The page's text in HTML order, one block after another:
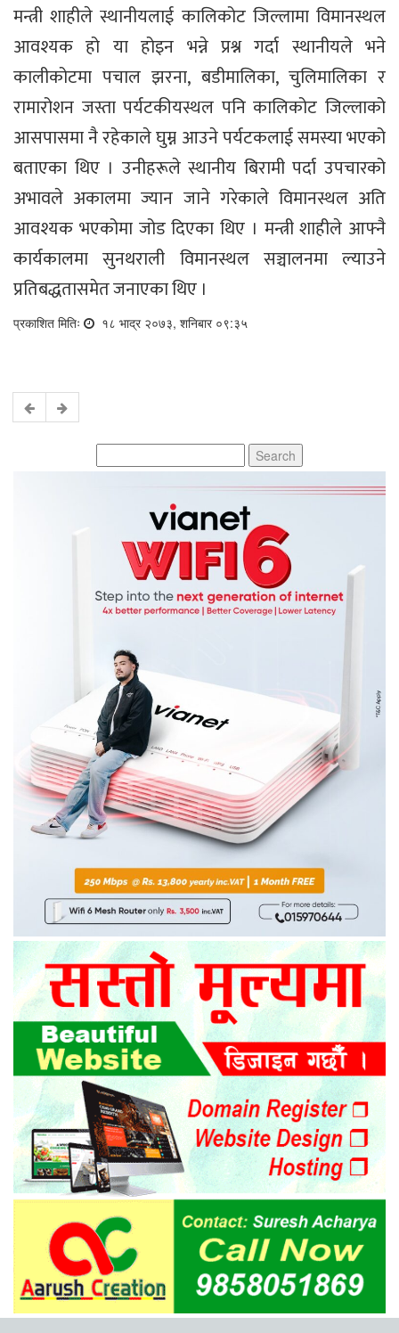
मन्त्री शाहीले स्थानीयलाई कालिकोट जिल्लामा विमानस्थल
आवश्यक हो या होइन भन्ने प्रश्न गर्दा स्थानीयले भने
कालीकोटमा पचाल झरना, बडीमालिका, चुलिमालिका र
रामारोशन जस्ता पर्यटकीयस्थल पनि कालिकोट जिल्लाको
आसपासमा नै रहेकाले घुम्न आउने पर्यटकलाई समस्या भएको
बताएका थिए । उनीहरूले स्थानीय बिरामी पर्दा उपचारको
अभावले अकालमा ज्यान जाने गरेकाले विमानस्थल अति
आवश्यक भएकोमा जोड दिएका थिए । मन्त्री शाहीले आफ्नै
कार्यकालमा सुनथराली विमानस्थल सञ्चालनमा ल्याउने
प्रतिबद्धतासमेत जनाएका थिए ।
प्रकाशित मितिः १८ भाद्र २०७३, शनिबार ०९:३५
for: